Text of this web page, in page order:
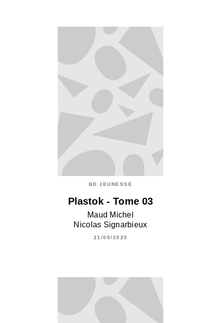
BD JEUNESSE
Plastok - Tome 03
Maud Michel
Nicolas Signarbieux
21/05/2025